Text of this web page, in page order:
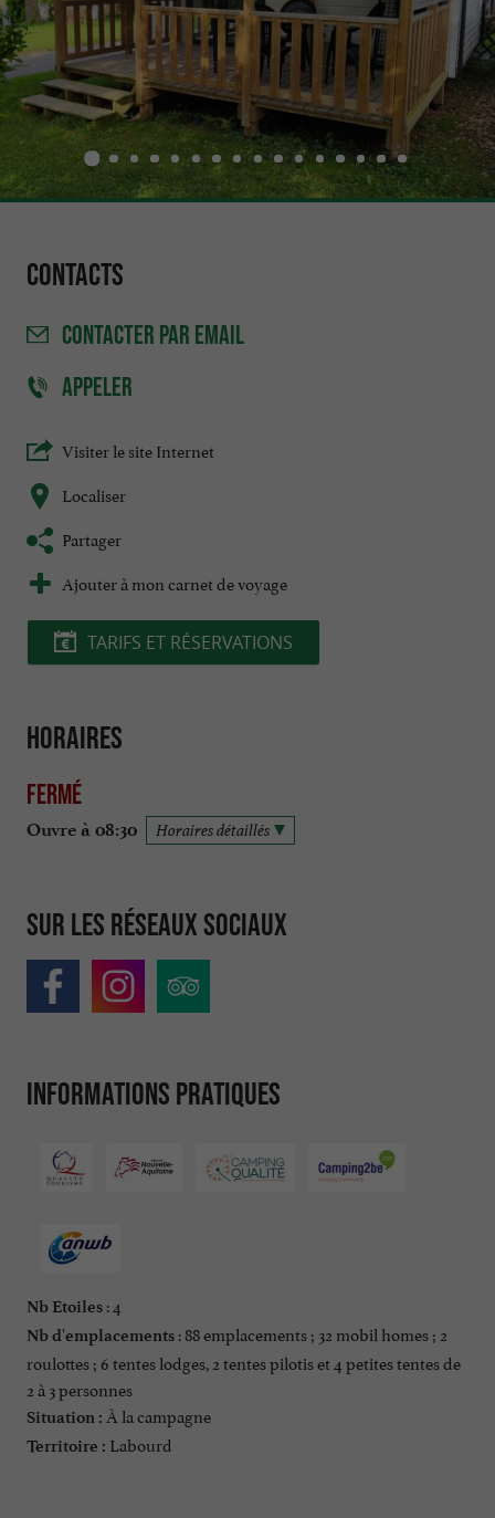
Contacts
CONTACTER PAR EMAIL
APPELER
Visiter le site Internet
Localiser
Partager
Ajouter à mon carnet de voyage
TARIFS ET RÉSERVATIONS
Horaires
Fermé
Ouvre à 08:30 Horaires détaillés
Sur les réseaux sociaux
Informations pratiques
Nb Etoiles : 4
Nb d'emplacements : 88 emplacements ; 32 mobil homes ; 2
roulottes ; 6 tentes lodges, 2 tentes pilotis et 4 petites tentes de
2 à 3 personnes
Situation : À la campagne
Territoire : Labourd